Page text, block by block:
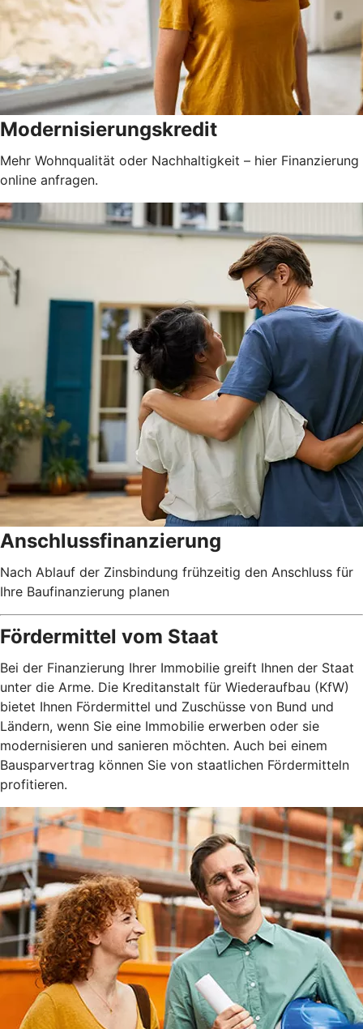
Modernisierungskredit
Mehr Wohnqualität oder Nachhaltigkeit – hier Finanzierung
online anfragen.
Anschlussfinanzierung
Nach Ablauf der Zinsbindung frühzeitig den Anschluss für
Ihre Baufinanzierung planen
Fördermittel vom Staat
Bei der Finanzierung Ihrer Immobilie greift Ihnen der Staat
unter die Arme. Die Kreditanstalt für Wiederaufbau (KfW)
bietet Ihnen Fördermittel und Zuschüsse von Bund und
Ländern, wenn Sie eine Immobilie erwerben oder sie
modernisieren und sanieren möchten. Auch bei einem
Bausparvertrag können Sie von staatlichen Fördermitteln
profitieren.